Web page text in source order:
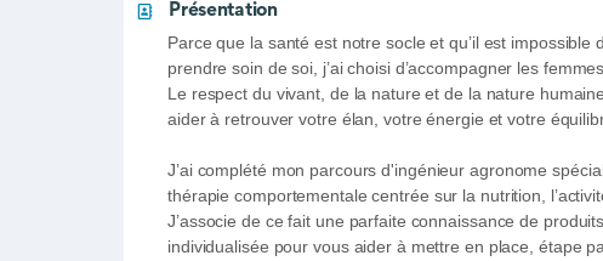
Présentation
Parce que la santé est notre socle et qu’il est impossible
prendre soin de soi, j’ai choisi d’accompagner les
Le respect du vivant, de la nature et de la nature
aider à retrouver votre élan, votre énergie et votre
J’ai complété mon parcours d'ingénieur agronome
thérapie comportementale centrée sur la nutrition,
J’associe de ce fait une parfaite connaissance de
individualisée pour vous aider à mettre en place, étape